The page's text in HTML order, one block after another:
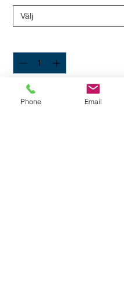
Lägg i Kundvagn
Phone Email